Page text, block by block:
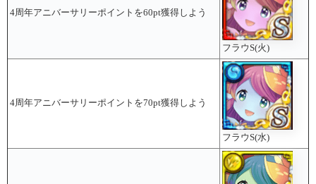
4周年アニバーサリーポイントを60pt獲得しよう
フラウS(火)
4周年アニバーサリーポイントを70pt獲得しよう
フラウS(水)